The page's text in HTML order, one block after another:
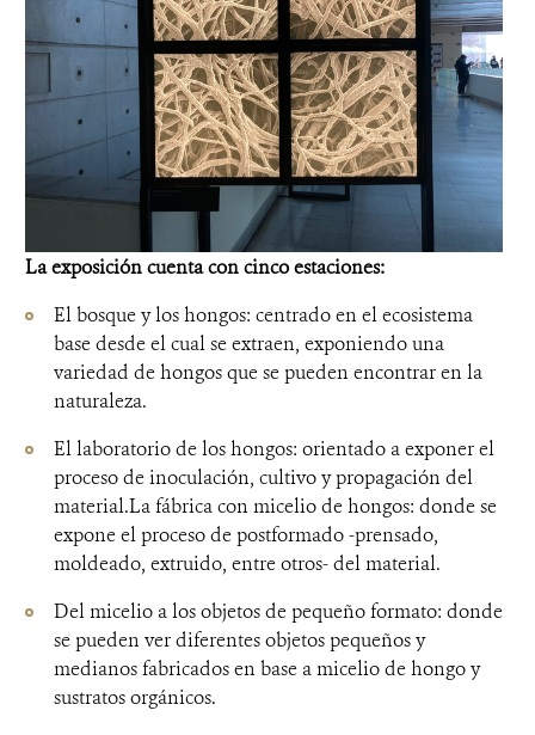
La exposición cuenta con cinco estaciones:
El bosque y los hongos: centrado en el ecosistema
base desde el cual se extraen, exponiendo una
variedad de hongos que se pueden encontrar en la
naturaleza.
El laboratorio de los hongos: orientado a exponer el
proceso de inoculación, cultivo y propagación del
material.La fábrica con micelio de hongos: donde se
expone el proceso de postformado -prensado,
moldeado, extruido, entre otros- del material.
Del micelio a los objetos de pequeño formato: donde
se pueden ver diferentes objetos pequeños y
medianos fabricados en base a micelio de hongo y
sustratos orgánicos.